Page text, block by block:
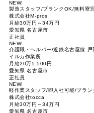
NEW!
製造スタッフ/ブランクOK/無料寮
株式会社M-pros
月給30万円～34万円
愛知県 名古屋市
正社員
NEW!
介護職・ヘルパー/近鉄名古屋線
イルカ作業所
月給20万5,500円
愛知県 名古屋市
正社員
NEW!
軽作業スタッフ/即入社可能/ブラ
株式会社tocca
月給30万円～34万円
愛知県 名古屋市